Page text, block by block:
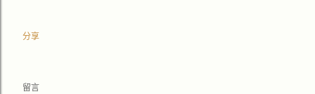
分享
留言